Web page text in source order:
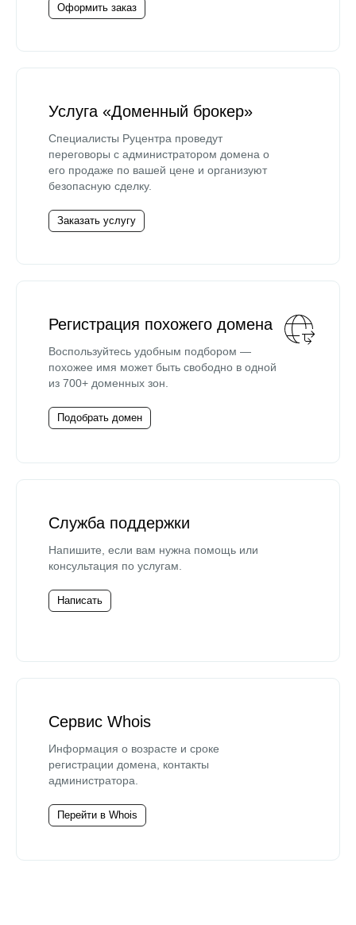
Оформить заказ
Услуга «Доменный брокер»
Специалисты Руцентра проведут
переговоры с администратором домена о
его продаже по вашей цене и организуют
безопасную сделку.
Заказать услугу
Регистрация похожего домена
Воспользуйтесь удобным подбором —
похожее имя может быть свободно в одной
из 700+ доменных зон.
Подобрать домен
Служба поддержки
Напишите, если вам нужна помощь или
консультация по услугам.
Написать
Сервис Whois
Информация о возрасте и сроке
регистрации домена, контакты
администратора.
Перейти в Whois